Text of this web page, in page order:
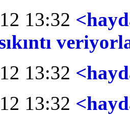
13:32
13:32
13:32